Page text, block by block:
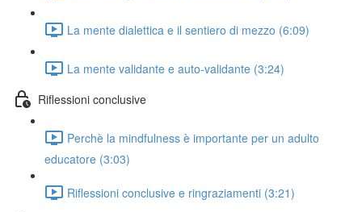
La mente dialettica e il sentiero di mezzo (6:09)
La mente validante e auto-validante (3:24)
Riflessioni conclusive
Perchè la mindfulness è importante per un adulto
educatore (3:03)
Riflessioni conclusive e ringraziamenti (3:21)